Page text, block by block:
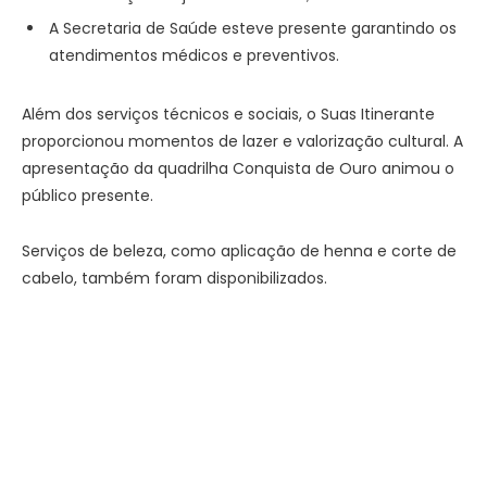
A Secretaria de Saúde esteve presente garantindo os
atendimentos médicos e preventivos.
Além dos serviços técnicos e sociais, o Suas Itinerante
proporcionou momentos de lazer e valorização cultural. A
apresentação da quadrilha Conquista de Ouro animou o
público presente.
Serviços de beleza, como aplicação de henna e corte de
cabelo, também foram disponibilizados.